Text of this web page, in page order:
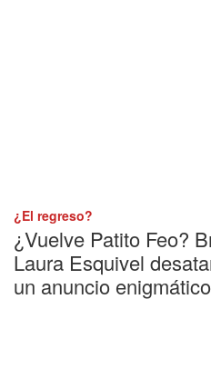
¿El regreso?
¿Vuelve Patito Feo?
Laura Esquivel
un anuncio enigmático